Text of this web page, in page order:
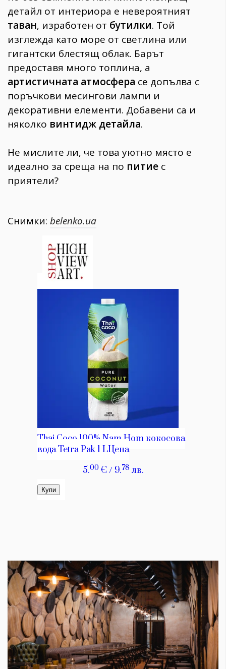
детайл от интериора е невероятният
таван, изработен от бутилки. Той
изглежда като море от светлина или
гигантски блестящ облак. Барът
предоставя много топлина, а
артистичната атмосфера се допълва с
поръчкови месингови лампи и
декоративни елементи. Добавени са и
няколко винтидж детайла.
Не мислите ли, че това уютно място е
идеално за среща на по питие с
приятели?
Снимки: belenko.ua